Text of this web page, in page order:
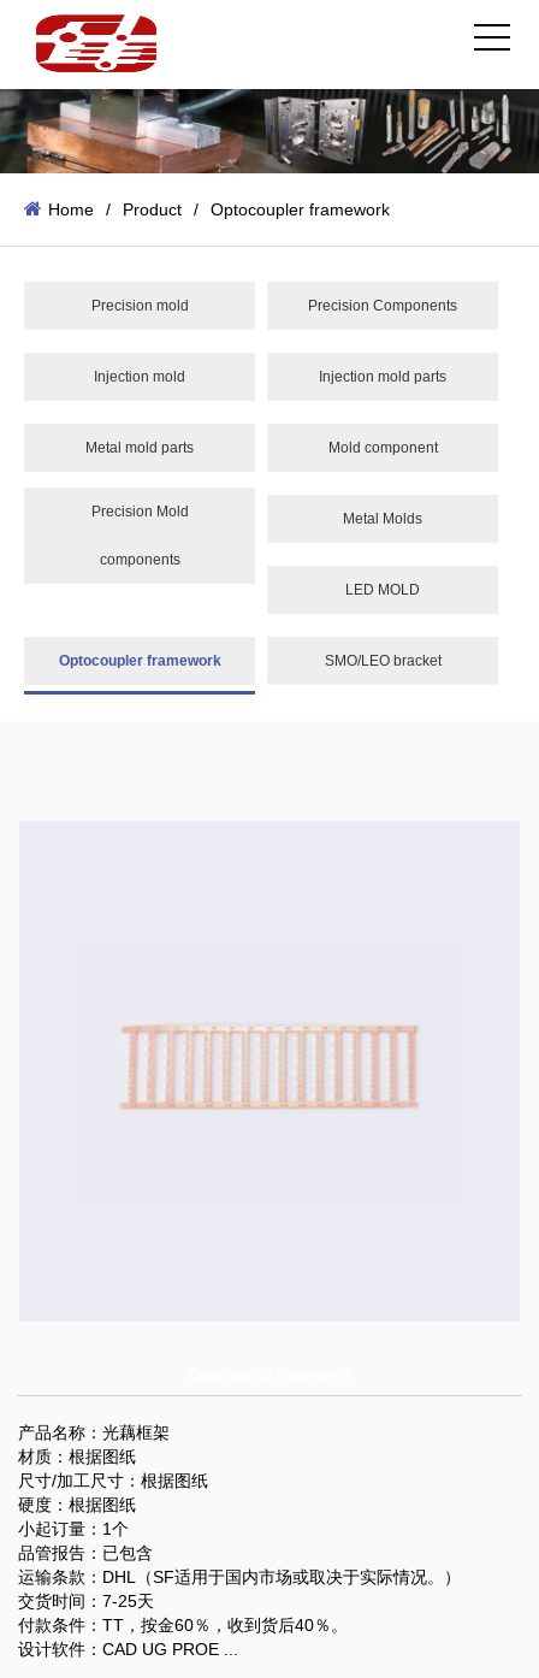
Home / Product / Optocoupler framework
Precision mold Precision Components
Injection mold Injection mold parts
Metal mold parts Mold component
Precision Mold
components
Metal Molds
LED MOLD
Optocoupler framework SMO/LEO bracket
产品名称：光藕框架
材质：根据图纸
尺寸/加工尺寸：根据图纸
硬度：根据图纸
小起订量：1个
品管报告：已包含
运输条款：DHL（SF适用于国内市场或取决于实际情况。）
交货时间：7-25天
付款条件：TT，按金60％，收到货后40％。
设计软件：CAD UG PROE ...